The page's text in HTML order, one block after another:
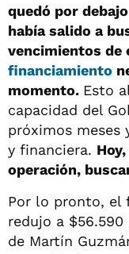
quedó por
había salido a
vencimientos de
financiamiento
momento. Esto
capacidad del
próximos meses
y financiera.
operación,
Por lo pronto, el
redujo a
de Martín